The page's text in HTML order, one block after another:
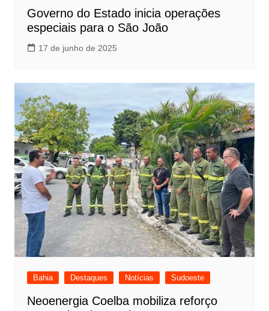
Governo do Estado inicia operações
especiais para o São João
17 de junho de 2025
Bahia Destaques Notícias Sudoeste
Neoenergia Coelba mobiliza reforço